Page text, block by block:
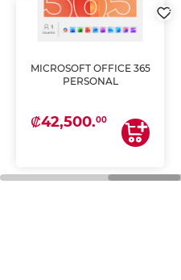
MICROSOFT OFFICE 365
PERSONAL
₡42,500.00